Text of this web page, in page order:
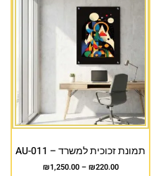
תמונת זכוכית למשרד – AU-011
₪220.00
–
₪1,250.00